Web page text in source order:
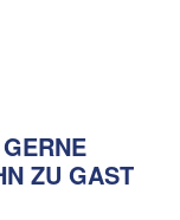
ZU GAST